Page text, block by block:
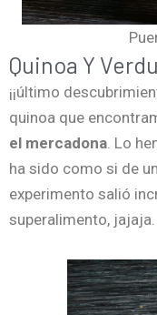
Quinoa Y
¡¡último
quinoa que
el mercadona . Lo
ha sido como si de
experimento salió
superalimento, jajaja.